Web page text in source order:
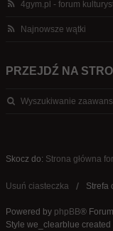
4gym.pl - forum
Najnowsze wątki
PRZEJDŹ NA
Wyszukiwanie
Skocz do: Strona główna
Usuń ciasteczka Strefa
Powered by phpBB®
Style we_clearblue created